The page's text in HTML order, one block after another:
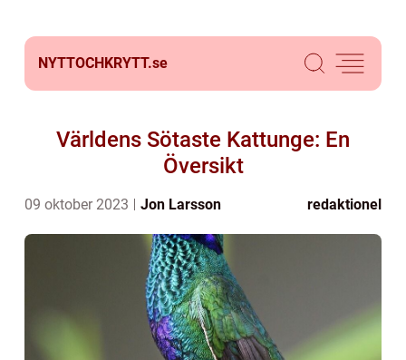
NYTTOCHKRYTT.se
Världens Sötaste Kattunge: En
Översikt
09 oktober 2023 Jon Larsson redaktionel